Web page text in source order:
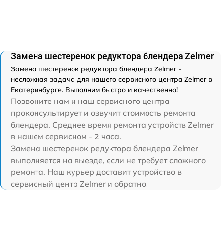
Замена шестеренок редуктора блендера Zelmer
Замена шестеренок редуктора блендера Zelmer -
несложная задача для нашего сервисного центра Zelmer в
Екатеринбурге. Выполним быстро и качественно!
Позвоните нам и наш сервисного центра
проконсультирует и озвучит стоимость ремонта
блендера. Среднее время ремонта устройств Zelmer
в нашем сервисном - 2 часа.
Замена шестеренок редуктора блендера Zelmer
выполняется на выезде, если не требует сложного
ремонта. Наш курьер доставит устройство в
сервисный центр Zelmer и обратно.